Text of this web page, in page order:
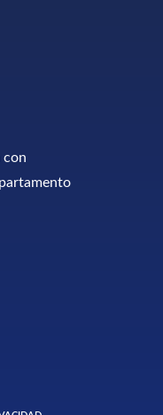
con